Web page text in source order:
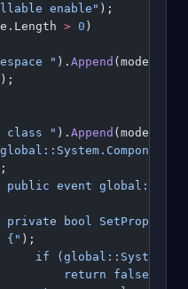
enable" );
> 0 )
" ). Append
class " ). Append
event
bool
{" );
if
return false;"